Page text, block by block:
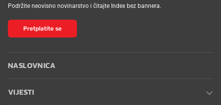
Podržite neovisno novinarstvo i čitajte Index bez bannera.
Pretplatite se
NASLOVNICA
VIJESTI